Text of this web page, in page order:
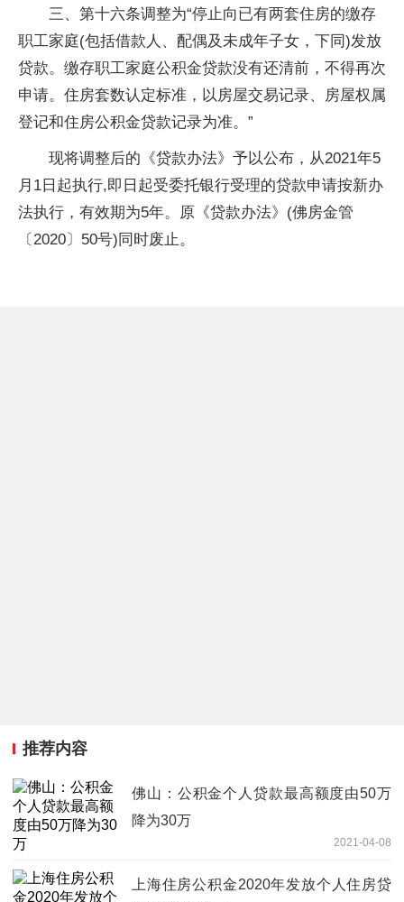
三、第十六条调整为“停止向已有两套住房的缴存
职工家庭(包括借款人、配偶及未成年子女，下同)发放
贷款。缴存职工家庭公积金贷款没有还清前，不得再次
申请。住房套数认定标准，以房屋交易记录、房屋权属
登记和住房公积金贷款记录为准。”
现将调整后的《贷款办法》予以公布，从2021年5
月1日起执行,即日起受委托银行受理的贷款申请按新办
法执行，有效期为5年。原《贷款办法》(佛房金管
〔2020〕50号)同时废止。
推荐内容
佛山：公积金个人贷款最高额度由50万
降为30万
2021-04-08
上海住房公积金2020年发放个人住房贷